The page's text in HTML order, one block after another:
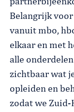
Belangrijk
vanuit mbo,
elkaar en met
alle
zichtbaar wat
opleiden en
zodat we